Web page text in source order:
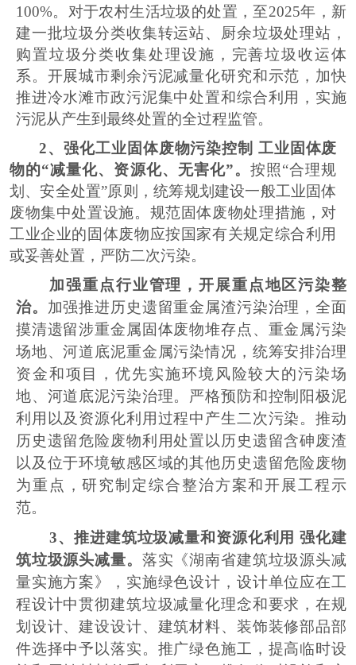
100%。对于农村生活垃圾的处置，至2025年，新
建一批垃圾分类收集转运站、厨余垃圾处理站，
购置垃圾分类收集处理设施，完善垃圾收运体
系。开展城市剩余污泥减量化研究和示范，加快
推进冷水滩市政污泥集中处置和综合利用，实施
污泥从产生到最终处置的全过程监管。
2、强化工业固体废物污染控制 工业固体废
物的“减量化、资源化、无害化”。按照“合理规
划、安全处置”原则，统筹规划建设一般工业固体
废物集中处置设施。规范固体废物处理措施，对
工业企业的固体废物应按国家有关规定综合利用
或妥善处置，严防二次污染。
加强重点行业管理，开展重点地区污染整
治。 加强推进历史遗留重金属渣污染治理，全面
摸清遗留涉重金属固体废物堆存点、重金属污染
场地、河道底泥重金属污染情况，统筹安排治理
资金和项目，优先实施环境风险较大的污染场
地、河道底泥污染治理。严格预防和控制阳极泥
利用以及资源化利用过程中产生二次污染。推动
历史遗留危险废物利用处置以历史遗留含砷废渣
以及位于环境敏感区域的其他历史遗留危险废物
为重点，研究制定综合整治方案和开展工程示
范。
3、推进建筑垃圾减量和资源化利用 强化建
筑垃圾源头减量。 落实《湖南省建筑垃圾源头减
量实施方案》，实施绿色设计，设计单位应在工
程设计中贯彻建筑垃圾减量化理念和要求，在规
划设计、建设设计、建筑材料、装饰装修部品部
件选择中予以落实。推广绿色施工，提高临时设